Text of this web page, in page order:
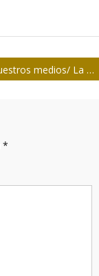
De nuestros medios/ La “papa caliente”
*